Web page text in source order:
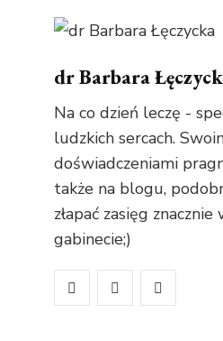
dr Barbara
Na co dzień leczę -
ludzkich sercach.
doświadczeniami
także na blogu,
złapać zasięg
gabinecie;)